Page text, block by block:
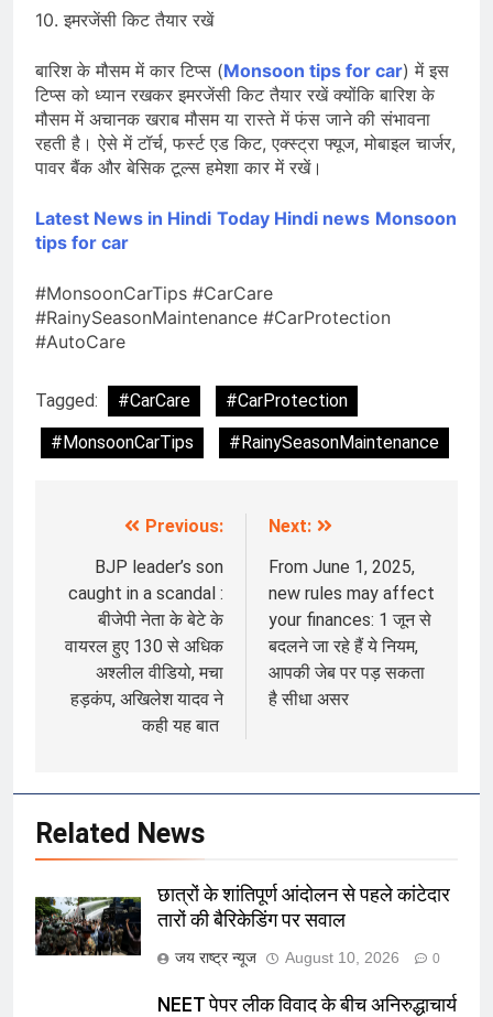
10. इमरजेंसी किट तैयार रखें
बारिश के मौसम में कार टिप्स (Monsoon tips for car) में इस
टिप्स को ध्यान रखकर इमरजेंसी किट तैयार रखें क्योंकि बारिश के
मौसम में अचानक खराब मौसम या रास्ते में फंस जाने की संभावना
रहती है। ऐसे में टॉर्च, फर्स्ट एड किट, एक्स्ट्रा फ्यूज, मोबाइल चार्जर,
पावर बैंक और बेसिक टूल्स हमेशा कार में रखें।
Latest News in Hindi Today Hindi news Monsoon
tips for car
#MonsoonCarTips #CarCare
#RainySeasonMaintenance #CarProtection
#AutoCare
Tagged: #CarCare
#CarProtection
#MonsoonCarTips
#RainySeasonMaintenance
navigation
Previous:
BJP leader’s son
caught in a scandal :
बीजेपी नेता के बेटे के
वायरल हुए 130 से अधिक
अश्लील वीडियो, मचा
हड़कंप, अखिलेश यादव ने
कही यह बात
Next:
From June 1, 2025,
new rules may affect
your finances: 1 जून से
बदलने जा रहे हैं ये नियम,
आपकी जेब पर पड़ सकता
है सीधा असर
Related News
छात्रों के शांतिपूर्ण आंदोलन से पहले कांटेदार
तारों की बैरिकेडिंग पर सवाल
जय राष्ट्र न्यूज August 10, 2026 0
NEET पेपर लीक विवाद के बीच अनिरुद्धाचार्य